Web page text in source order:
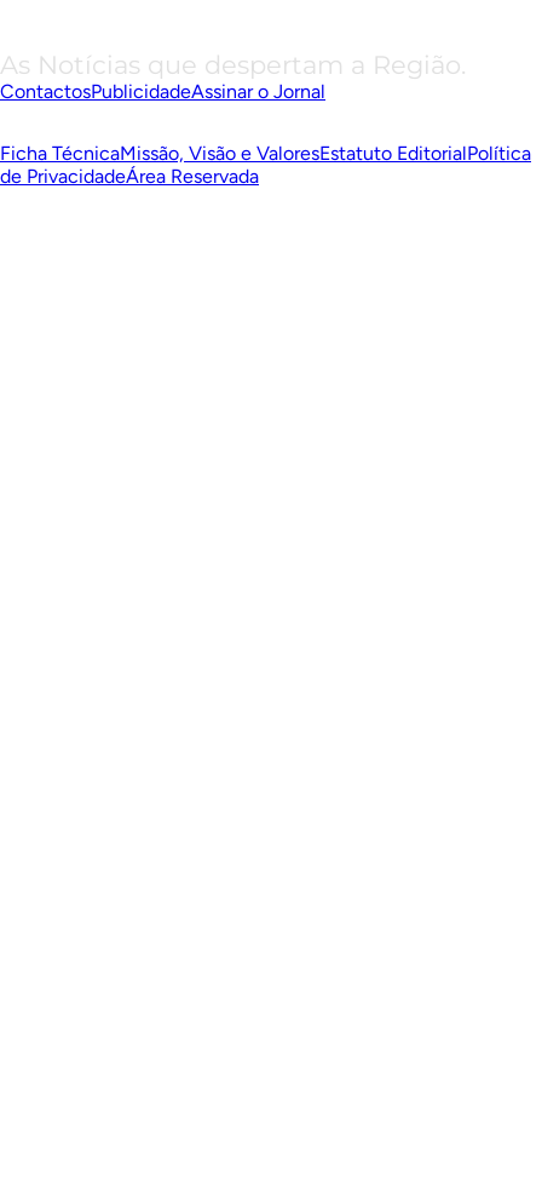
As Notícias que despertam a Região.
ContactosPublicidadeAssinar o Jornal
Ficha TécnicaMissão, Visão e ValoresEstatuto EditorialPolítica
de PrivacidadeÁrea Reservada